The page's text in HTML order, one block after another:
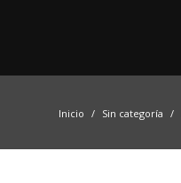
Inicio Sin categoría